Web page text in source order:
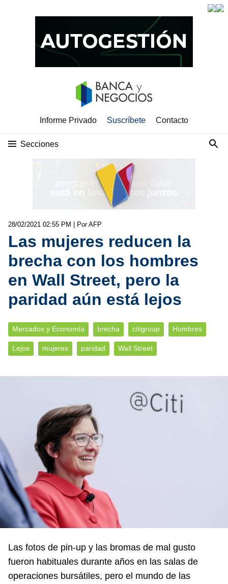
Informe Privado Suscríbete Contacto
Secciones
28/02/2021 02:55 PM | Por AFP
Las mujeres reducen la
brecha con los hombres
en Wall Street, pero la
paridad aún está lejos
Mercados y Economía brecha citigroup Hombres
Lejos mujeres paridad Wall Street
Las fotos de pin-up y las bromas de mal gusto
fueron habituales durante años en las salas de
operaciones bursátiles, pero el mundo de las